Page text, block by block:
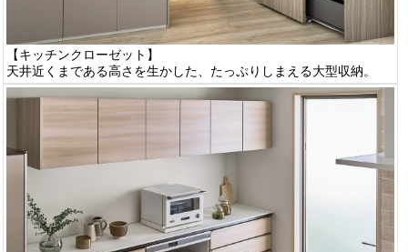
【キッチンクローゼット】
天井近くまである高さを生かした、たっぷりしまえる大型収納。